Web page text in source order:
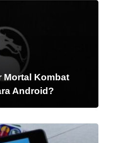
Mortal Kombat
Android?